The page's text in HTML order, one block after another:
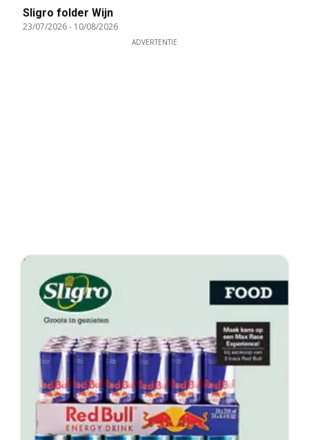
Sligro folder Wijn
23/07/2026- 10/08/2026
ADVERTENTIE